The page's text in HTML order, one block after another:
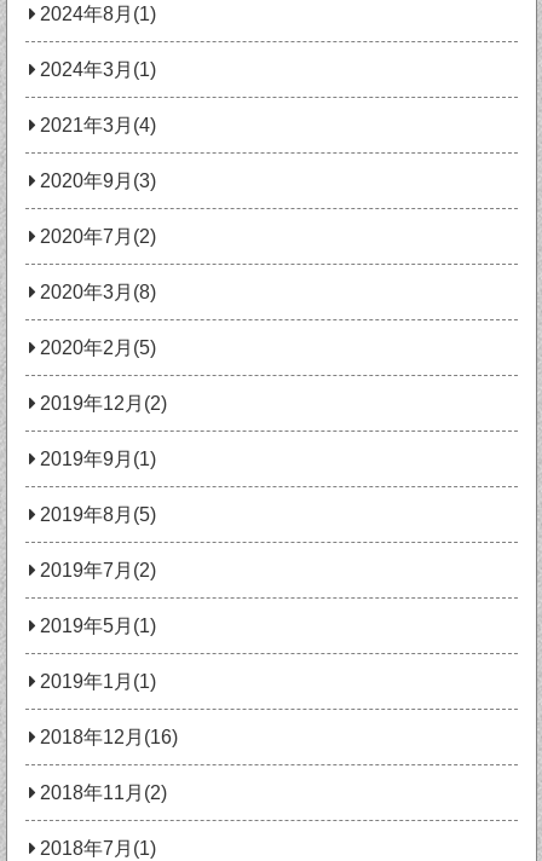
2024年8月(1)
2024年3月(1)
2021年3月(4)
2020年9月(3)
2020年7月(2)
2020年3月(8)
2020年2月(5)
2019年12月(2)
2019年9月(1)
2019年8月(5)
2019年7月(2)
2019年5月(1)
2019年1月(1)
2018年12月(16)
2018年11月(2)
2018年7月(1)